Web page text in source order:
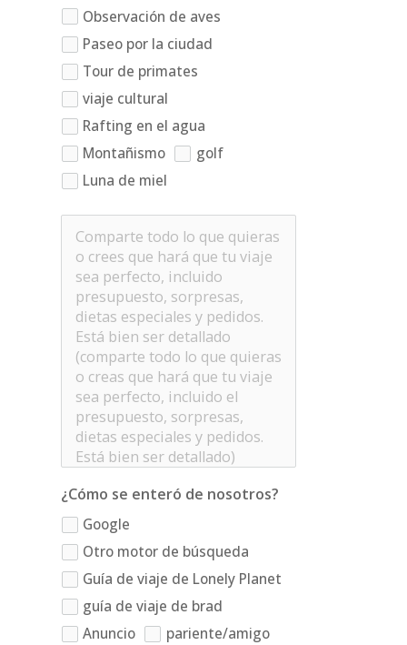
Observación de aves
Paseo por la ciudad
Tour de primates
viaje cultural
Rafting en el agua
Montañismo
golf
Luna de miel
¿Cómo se enteró de nosotros?
Google
Otro motor de búsqueda
Guía de viaje de Lonely Planet
guía de viaje de brad
Anuncio
pariente/amigo